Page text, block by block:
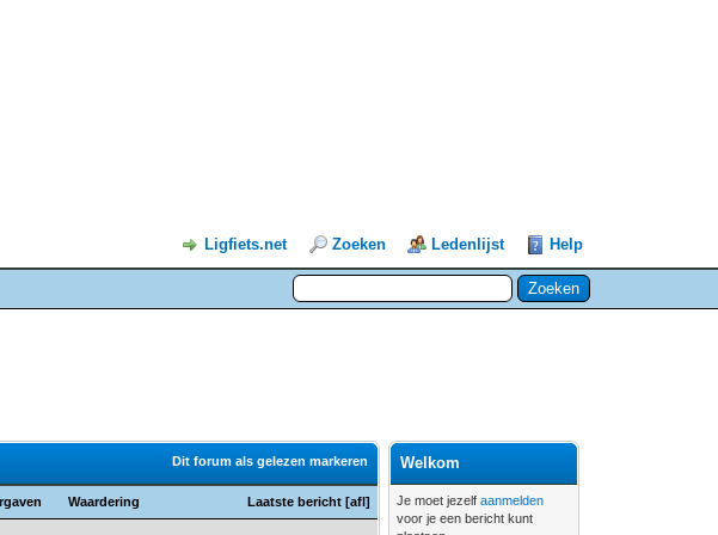
Ligfiets.net Zoeken Ledenlijst Help
Dit forum als gelezen markeren
Waardering Laatste bericht [afl]
Welkom
Je moet jezelfaanmelden
voor je een bericht kunt